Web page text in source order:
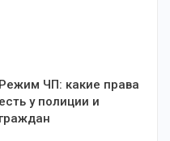
Режим ЧП: какие права
есть у полиции и
граждан